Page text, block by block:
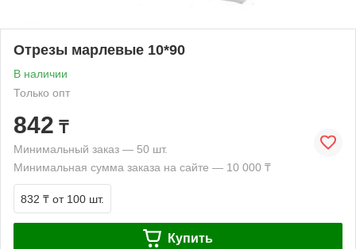
Отрезы марлевые 10*90
В наличии
Только опт
842 ₸
Минимальный заказ — 50 шт.
Минимальная сумма заказа на сайте — 10 000 ₸
832 ₸ от 100 шт.
Купить